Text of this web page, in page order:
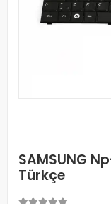
SAMSUNG
Türkçe